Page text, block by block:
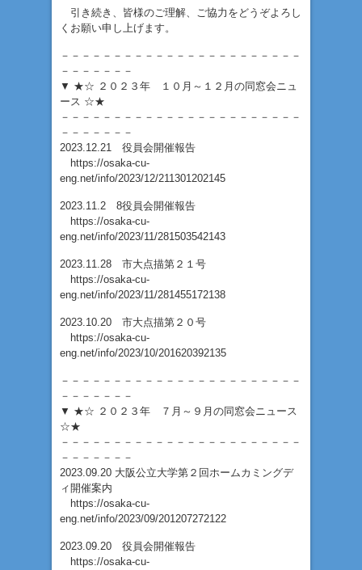
引き続き、皆様のご理解、ご協力をどうぞよろし
くお願い申し上げます。
－－－－－－－－－－－－－－－－－－－－－－－
－－－－－－－
▼ ★☆ ２０２３年 １０月～１２月の同窓会ニュ
ース ☆★
－－－－－－－－－－－－－－－－－－－－－－－
－－－－－－－
2023.12.21 役員会開催報告
https://osaka-cu-
eng.net/info/2023/12/211301202145
2023.11.2 8役員会開催報告
https://osaka-cu-
eng.net/info/2023/11/281503542143
2023.11.28 市大点描第２１号
https://osaka-cu-
eng.net/info/2023/11/281455172138
2023.10.20 市大点描第２０号
https://osaka-cu-
eng.net/info/2023/10/201620392135
－－－－－－－－－－－－－－－－－－－－－－－
－－－－－－－
▼ ★☆ ２０２３年 ７月～９月の同窓会ニュース
☆★
－－－－－－－－－－－－－－－－－－－－－－－
－－－－－－－
2023.09.20 大阪公立大学第２回ホームカミングデ
ィ開催案内
https://osaka-cu-
eng.net/info/2023/09/201207272122
2023.09.20 役員会開催報告
https://osaka-cu-